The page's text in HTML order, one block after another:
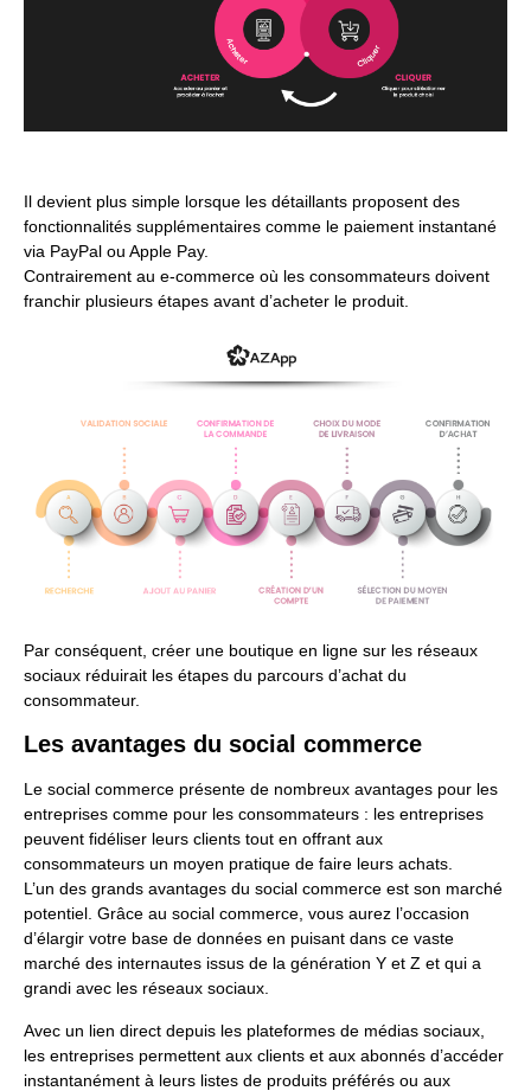
Il devient plus simple lorsque les détaillants proposent des
fonctionnalités supplémentaires comme le paiement instantané
via PayPal ou Apple Pay.
Contrairement au e-commerce où les consommateurs doivent
franchir plusieurs étapes avant d’acheter le produit.
Par conséquent, créer une boutique en ligne sur les réseaux
sociaux réduirait les étapes du parcours d’achat du
consommateur.
Les avantages du social commerce
Le social commerce présente de nombreux avantages pour les
entreprises comme pour les consommateurs : les entreprises
peuvent fidéliser leurs clients tout en offrant aux
consommateurs un moyen pratique de faire leurs achats.
L’un des grands avantages du social commerce est son marché
potentiel. Grâce au social commerce, vous aurez l’occasion
d’élargir votre base de données en puisant dans ce vaste
marché des internautes issus de la génération Y et Z et qui a
grandi avec les réseaux sociaux.
Avec un lien direct depuis les plateformes de médias sociaux,
les entreprises permettent aux clients et aux abonnés d’accéder
instantanément à leurs listes de produits préférés ou aux